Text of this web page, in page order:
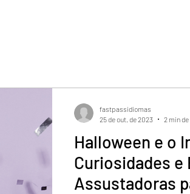
Halloween e o
Curiosidades e
Assustadoras
fastpassidiomas
25 de out. de 2023
2 min